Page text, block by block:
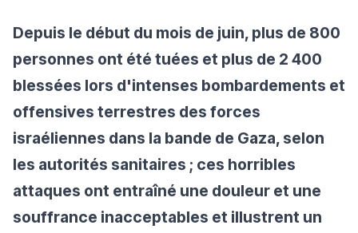
Depuis le début du mois de juin, plus de 800
personnes ont été tuées et plus de 2 400
blessées lors d'intenses bombardements et
offensives terrestres des forces
israéliennes dans la bande de Gaza, selon
les autorités sanitaires ; ces horribles
attaques ont entraîné une douleur et une
souffrance inacceptables et illustrent un